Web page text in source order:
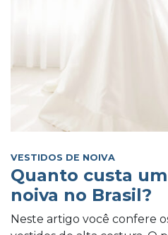
VESTIDOS DE NOIVA
Quanto custa
noiva no Brasil?
Neste artigo você confere